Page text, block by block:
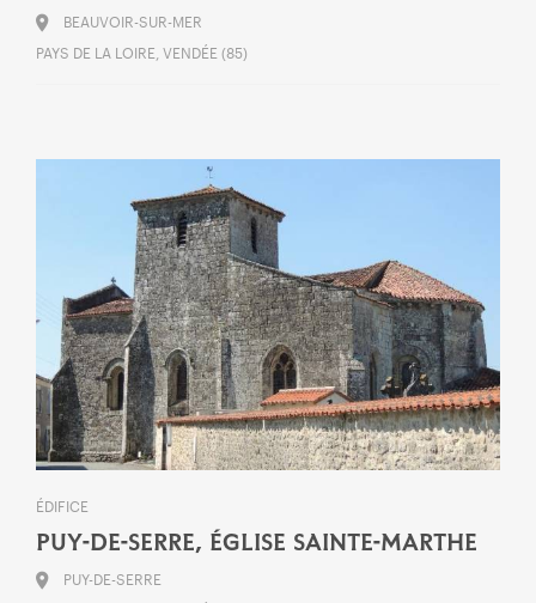
BEAUVOIR-SUR-MER
PAYS DE LA LOIRE, VENDÉE (85)
ÉDIFICE
PUY-DE-SERRE, ÉGLISE SAINTE-MARTHE
PUY-DE-SERRE